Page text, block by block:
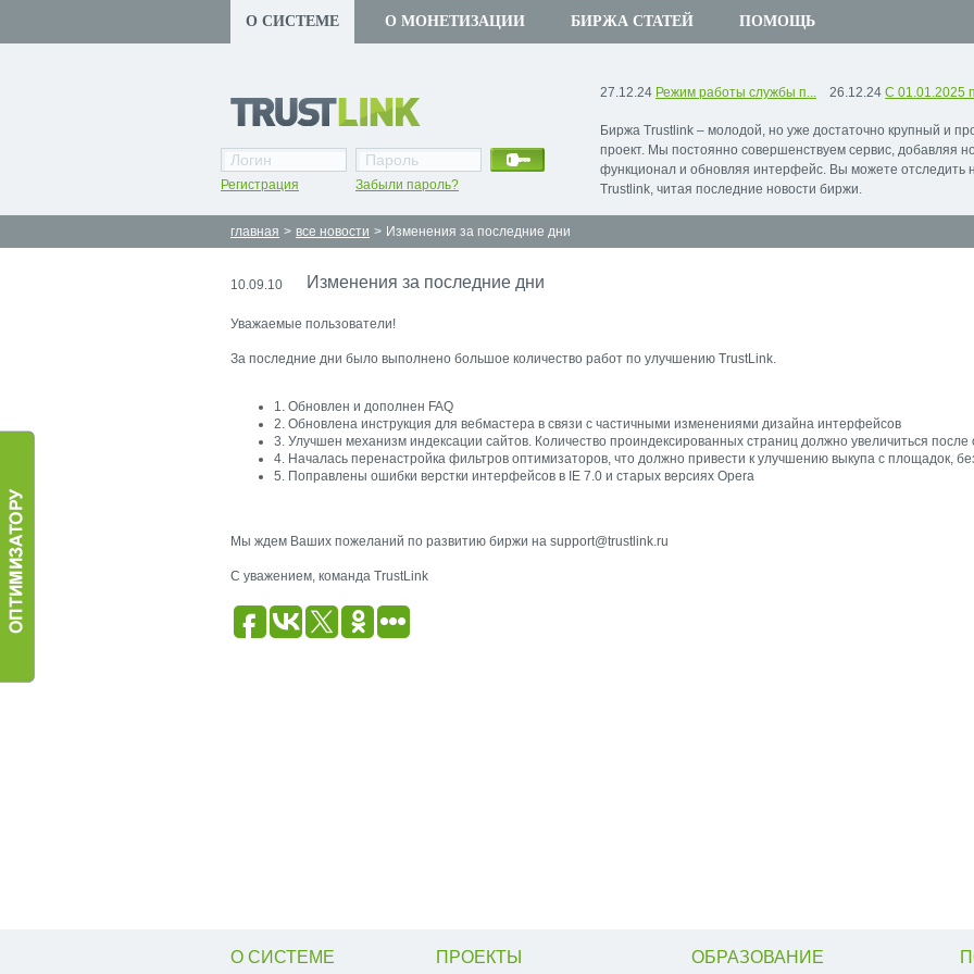
О СИСТЕМЕ О МОНЕТИЗАЦИИ БИРЖА СТАТЕЙ ПОМОЩЬ
27.12.24 Режим работы службы п... 26.12.24С 01.01.2025
Биржа Trustlink – молодой, но уже достаточно крупный и
проект. Мы постоянно совершенствуем сервис, добавляя
функционал и обновляя интерфейс. Вы можете отследить
Trustlink, читая последние новости биржи.
Регистрация Забыли пароль?
главная > все новости > Изменения за последние дни
10.09.10 Изменения за последние дни
Уважаемые пользователи!
За последние дни было выполнено большое количество работ по улучшению TrustLink.
1. Обновлен и дополнен FAQ
2. Обновлена инструкция для вебмастера в связи с частичными изменениями дизайна интерфейсов
3. Улучшен механизм индексации сайтов. Количество проиндексированных страниц должно увеличиться
4. Началась перенастройка фильтров оптимизаторов, что должно привести к улучшению выкупа с площадок,
5. Поправлены ошибки верстки интерфейсов в IE 7.0 и старых версиях Opera
Мы ждем Ваших пожеланий по развитию биржи на support@trustlink.ru
С уважением, команда TrustLink
О СИСТЕМЕ ПРОЕКТЫ ОБРАЗОВАНИЕ